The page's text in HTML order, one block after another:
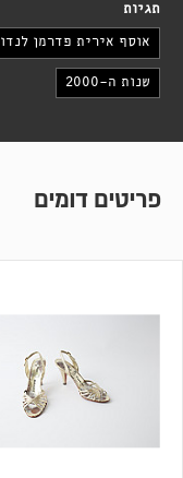
תגיות
אוסף אירית פדרמן לנדו
שנות ה-2000
פריטים דומים